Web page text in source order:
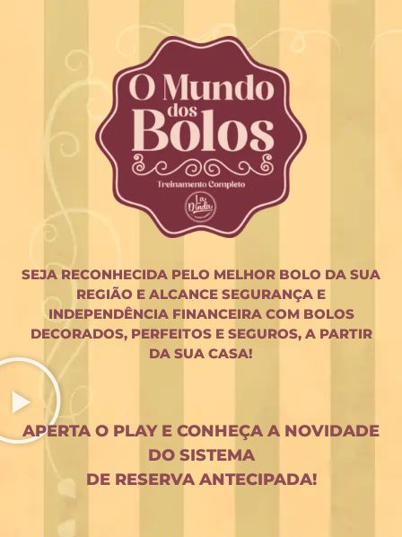
SEJA RECONHECIDA PELO MELHOR BOLO DA SUA
REGIÃO E ALCANCE SEGURANÇA E
INDEPENDÊNCIA FINANCEIRA COM BOLOS
DECORADOS, PERFEITOS E SEGUROS, A PARTIR
DA SUA CASA!
APERTA O PLAY E CONHEÇA A NOVIDADE
DO SISTEMA
DE RESERVA ANTECIPADA!